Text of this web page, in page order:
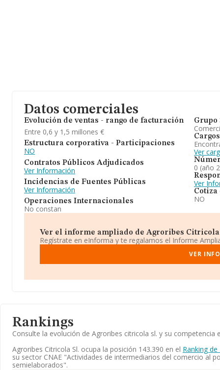
Datos comerciales
Evolución de ventas - rango de facturación
Entre 0,6 y 1,5 millones €
Estructura corporativa - Participaciones
NO
Contratos Públicos Adjudicados
Ver Información
Incidencias de Fuentes Públicas
Ver Información
Operaciones Internacionales
No constan
Grupo
Cargos
Ver
0 (año
Ver
Cotiza
NO
Ver el informe ampliado de Agroribes Citricola
Regístrate en eInforma y te regalamos el Informe
VER
Rankings
Consulte la evolución de Agroribes citricola sl. y su competencia
Agroribes Citricola Sl. ocupa la posición 143.390 en el Ranking
su sector CNAE "Actividades de intermediarios del comercio al
semielaborados".